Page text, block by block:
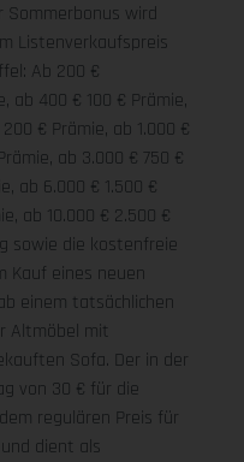
Sommerbonus wird
Listenverkaufspreis
Ab 200 €
ab 400 € 100 € Prämie,
€ Prämie, ab 1.000 €
ab 3.000 € 750 €
ab 6.000 € 1.500 €
ab 10.000 € 2.500 €
sowie die kostenfreie
Kauf eines neuen
einem tatsächlichen
Altmöbel mit
Sofa. Der in der
von 30 € für die
regulären Preis für
dient als